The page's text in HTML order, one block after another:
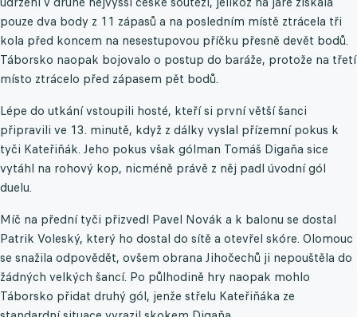
pouze dva body z 11 zápasů a na posledním místě ztrácela tři
kola před koncem na nesestupovou příčku přesně devět bodů.
Táborsko naopak bojovalo o postup do baráže, protože na třetí
místo ztrácelo před zápasem pět bodů.
Lépe do utkání vstoupili hosté, kteří si první větší šanci
připravili ve 13. minutě, když z dálky vyslal přízemní pokus k
tyči Kateřiňák. Jeho pokus však gólman Tomáš Digaňa sice
vytáhl na rohový kop, nicméně právě z něj padl úvodní gól
duelu.
Míč na přední tyči přizvedl Pavel Novák a k balonu se dostal
Patrik Voleský, který ho dostal do sítě a otevřel skóre. Olomouc
se snažila odpovědět, ovšem obrana Jihočechů ji nepouštěla do
žádných velkých šancí. Po půlhodině hry naopak mohlo
Táborsko přidat druhý gól, jenže střelu Kateřiňáka ze